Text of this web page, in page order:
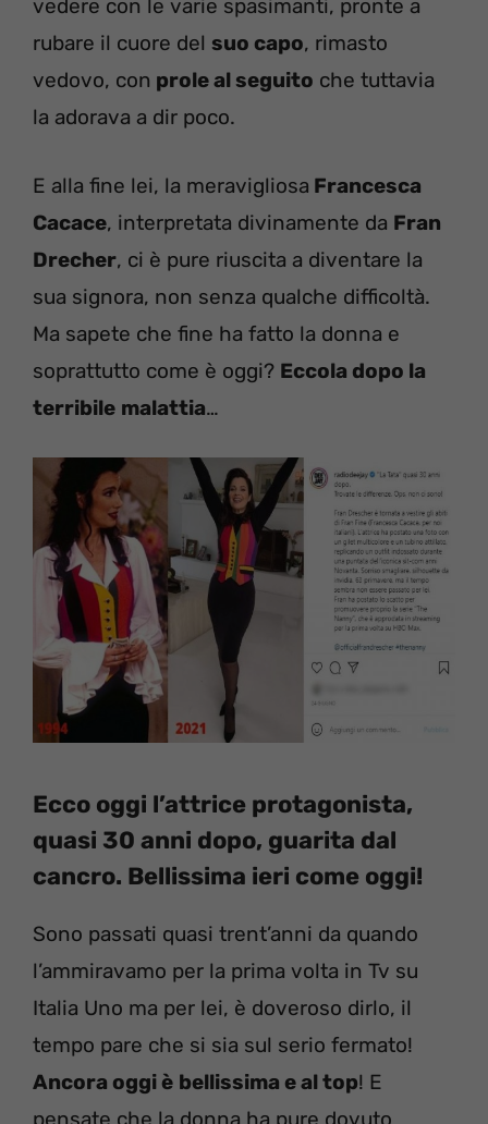
vedere con le varie spasimanti, pronte a
rubare il cuore del suo capo, rimasto
vedovo, con prole al seguito che tuttavia
la adorava a dir poco.
E alla fine lei, la meravigliosa Francesca
Cacace, interpretata divinamente da Fran
Drecher, ci è pure riuscita a diventare la
sua signora, non senza qualche difficoltà.
Ma sapete che fine ha fatto la donna e
soprattutto come è oggi? Eccola dopo la
terribile malattia…
Ecco oggi l’attrice protagonista,
quasi 30 anni dopo, guarita dal
cancro. Bellissima ieri come oggi!
Sono passati quasi trent’anni da quando
l’ammiravamo per la prima volta in Tv su
Italia Uno ma per lei, è doveroso dirlo, il
tempo pare che si sia sul serio fermato!
Ancora oggi è bellissima e al top! E
pensate che la donna ha pure dovuto